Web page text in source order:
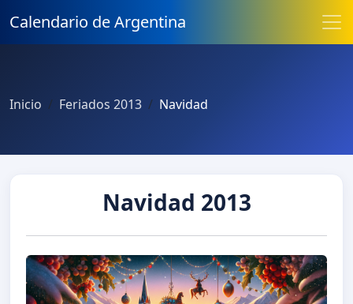
Calendario de Argentina
Inicio Feriados 2013 Navidad
Navidad 2013